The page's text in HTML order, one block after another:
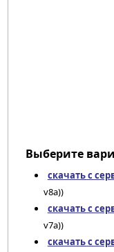
Выберите
скачать с
v8a))
скачать с
v7a))
скачать с